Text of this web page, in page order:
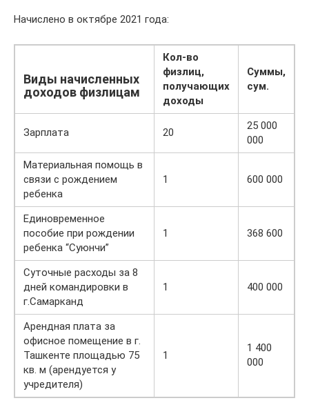
Начислено в октябре 2021 года:
Виды начисленных
доходов физлицам
Кол-во
физлиц,
получающих
доходы
Суммы,
сум.
Зарплата 20
25 000
000
Материальная помощь в
связи с рождением
ребенка
1 600 000
Единовременное
пособие при рождении
ребенка “Суюнчи”
1 368 600
Суточные расходы за 8
дней командировки в
г.Самарканд
1 400 000
Арендная плата за
офисное помещение в г.
Ташкенте площадью 75
кв. м (арендуется у
учредителя)
1
1 400
000